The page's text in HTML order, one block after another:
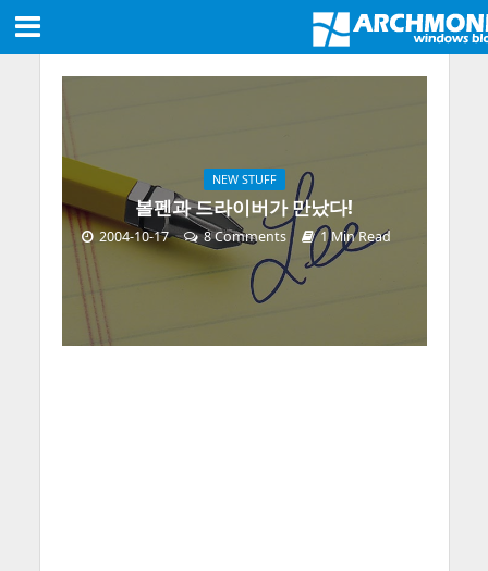
NEW STUFF
볼펜과 드라이버가 만났다!
2004-10-17 8 Comments 1 Min Read